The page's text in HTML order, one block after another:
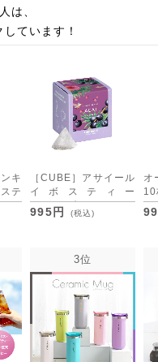
は、
ています！
キ
テ
［CUBE］アサイール
イボスティー
1.5g×20包
995円 (税込)
オ
3位